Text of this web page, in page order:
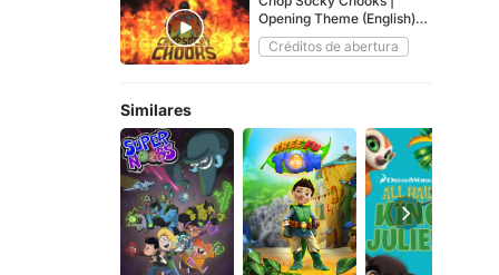
Opening Theme (English)
(HD)
Créditos de abertura
Similares